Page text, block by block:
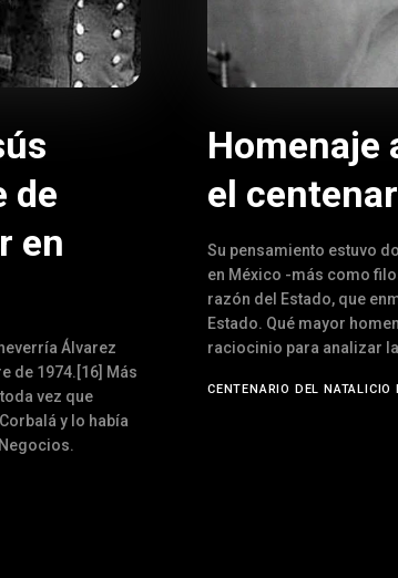
de
en
Álvarez
de 1974.[16] Más
vez que
y lo había
Homenaje
el
Su pensamiento estuvo
en México -más como
razón del Estado, que
Estado. Qué mayor
raciocinio para analizar
CENTENARIO DEL NATALICIO